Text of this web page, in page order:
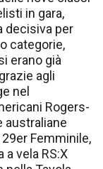
in gara,
decisiva per
categorie,
erano già
agli
nel
Rogers-
australiane
Femminile,
a vela RS:X